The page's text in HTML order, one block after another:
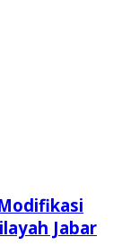
Jabar